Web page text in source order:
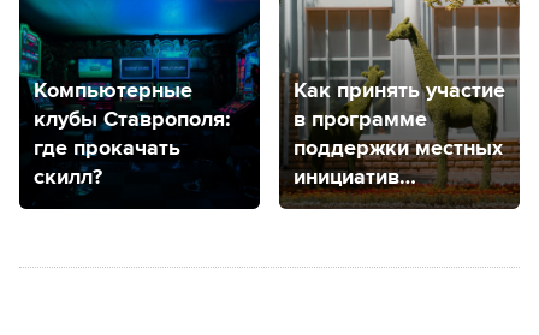
Компьютерные
клубы Ставрополя:
где прокачать
скилл?
Как принять участие
в программе
поддержки местных
инициатив
в Ставропольском